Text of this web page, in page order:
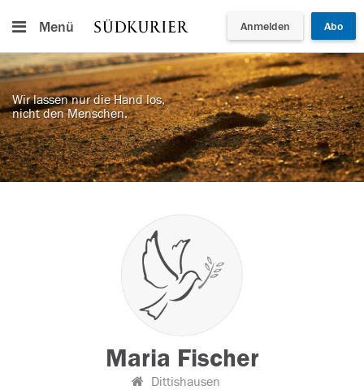
Menü Anmelden Abo
Wir lassen nur die Hand los,
nicht den Menschen.
Maria Fischer
Dittishausen